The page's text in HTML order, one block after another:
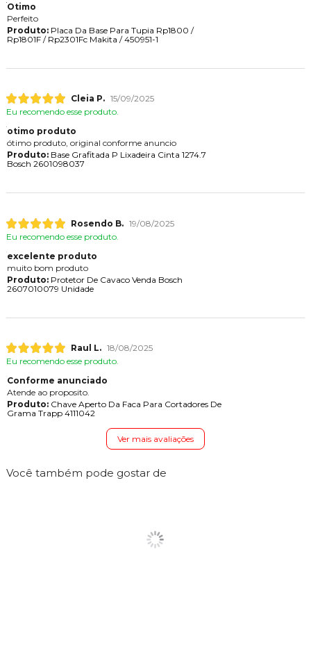
Otimo
Perfeito
Produto:Placa Da Base Para Tupia Rp1800 /
Rp1801F / Rp2301Fc Makita / 450951-1
Cleia P. 15/09/2025
Eu recomendo esse produto.
otimo produto
ótimo produto, original conforme anuncio
Produto:Base Grafitada P Lixadeira Cinta 1274.7
Bosch 2601098037
Rosendo B. 19/08/2025
Eu recomendo esse produto.
excelente produto
muito bom produto
Produto:Protetor De Cavaco Venda Bosch
2607010079 Unidade
Raul L. 18/08/2025
Eu recomendo esse produto.
Conforme anunciado
Atende ao proposito.
Produto:Chave Aperto Da Faca Para Cortadores De
Grama Trapp 4111042
Ver mais avaliações
Você também pode gostar de